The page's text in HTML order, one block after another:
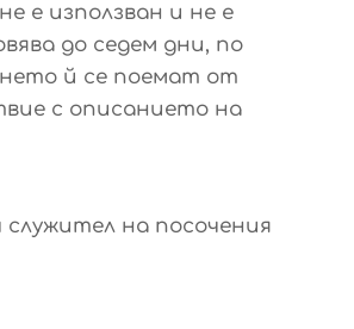
е използван и не е
до седем дни, по
й се поемат от
с описанието на
на посочения